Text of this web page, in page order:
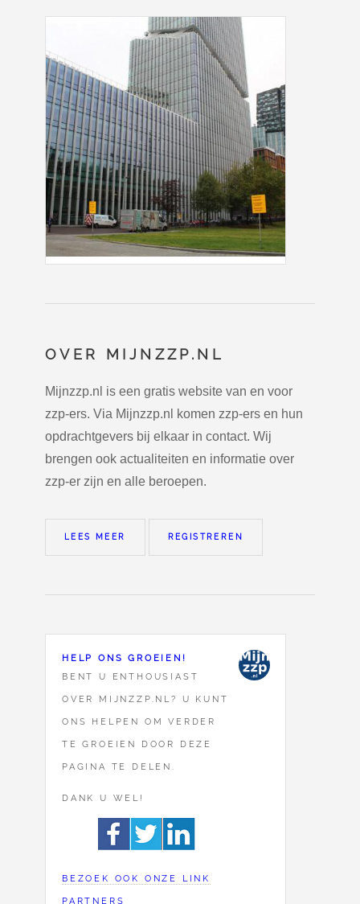
OVER MIJNZZP.NL
Mijnzzp.nl is een gratis website van en voor
zzp-ers. Via Mijnzzp.nl komen zzp-ers en hun
opdrachtgevers bij elkaar in contact. Wij
brengen ook actualiteiten en informatie over
zzp-er zijn en alle beroepen.
LEES MEER REGISTREREN
HELP ONS GROEIEN!
BENT U ENTHOUSIAST
OVER MIJNZZP.NL? U KUNT
ONS HELPEN OM VERDER
TE GROEIEN DOOR DEZE
PAGINA TE DELEN.
DANK U WEL!
BEZOEK OOK ONZE LINK
PARTNERS